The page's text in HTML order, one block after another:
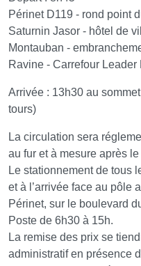
Périnet D119 - rond point
Saturnin Jasor - hôtel de
Montauban -
Ravine - Carrefour
Arrivée : 13h30 au
tours)
La circulation sera
au fur et à mesure après
Le stationnement de tous
et à l’arrivée face au pôle
Périnet, sur le boulevard
Poste de 6h30 à 15h.
La remise des prix se
administratif en présence